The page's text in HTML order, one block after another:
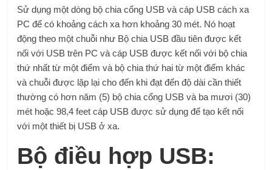
Sử dụng một dòng bộ chia cổng USB và cáp USB cách xa
PC để có khoảng cách xa hơn khoảng 30 mét. Nó hoạt
động theo một chuỗi như Bộ chia USB đầu tiên được kết
nối với USB trên PC và cáp USB được kết nối với bộ chia
thứ nhất từ ​​một điểm và bộ chia thứ hai từ một điểm khác
và chuỗi được lặp lại cho đến khi đạt đến độ dài cần thiết
thường có hơn năm (5) bộ chia cổng USB và ba mươi (30)
mét hoặc 98,4 feet cáp USB được sử dụng để tạo kết nối
với một thiết bị USB ở xa.
Bộ điều hợp USB: